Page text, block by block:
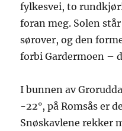
fylkesvei, to
foran meg. Solen
sørover, og den
forbi Gardermoen –
I bunnen av
-22°, på Romsås er
Snøskavlene rekker